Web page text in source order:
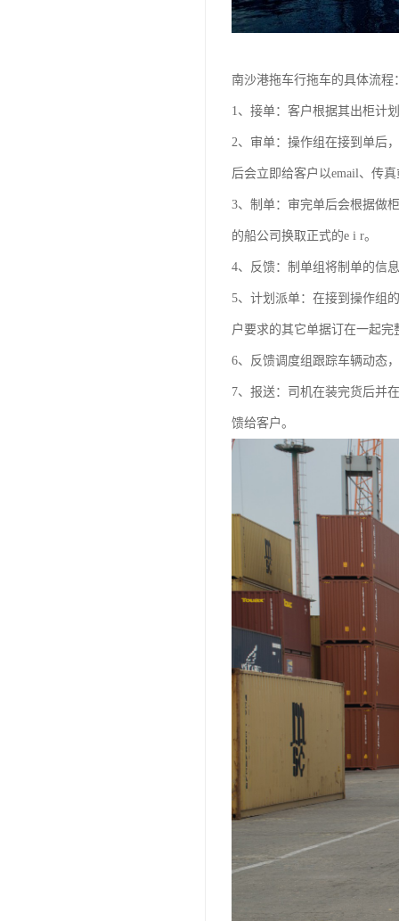
南沙港拖车行拖车的具体流程
1、接单：客户根据其出柜计
2、审单：操作组在接到单后
后会立即给客户以email、传
3、制单：审完单后会根据做
的船公司换取正式的e i r。
4、反馈：制单组将制单的信
5、计划派单：在接到操作组
户要求的其它单据订在一起
6、反馈调度组跟踪车辆动态
7、报送：司机在装完货后并
馈给客户。